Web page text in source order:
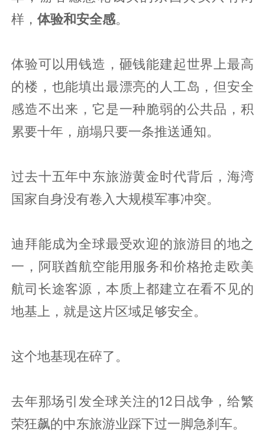
样，体验和安全感。
体验可以用钱造，砸钱能建起世界上最高
的楼，也能填出最漂亮的人工岛，但安全
感造不出来，它是一种脆弱的公共品，积
累要十年，崩塌只要一条推送通知。
过去十五年中东旅游黄金时代背后，海湾
国家自身没有卷入大规模军事冲突。
迪拜能成为全球最受欢迎的旅游目的地之
一，阿联酋航空能用服务和价格抢走欧美
航司长途客源，本质上都建立在看不见的
地基上，就是这片区域足够安全。
这个地基现在碎了。
去年那场引发全球关注的12日战争，给繁
荣狂飙的中东旅游业踩下过一脚急刹车。